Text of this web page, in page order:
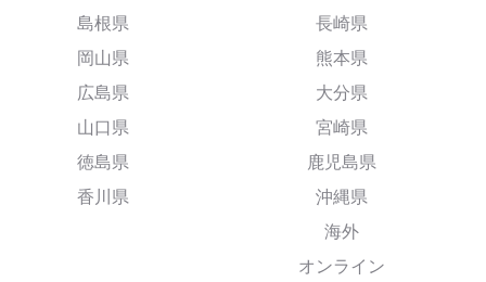
島根県
岡山県
広島県
山口県
徳島県
香川県
長崎県
熊本県
大分県
宮崎県
鹿児島県
沖縄県
海外
オンライン